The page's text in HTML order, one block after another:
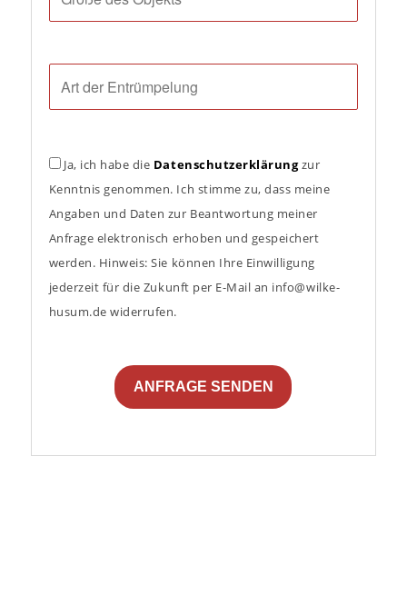
Ja, ich habe die Datenschutzerklärungzur
Kenntnis genommen. Ich stimme zu, dass meine
Angaben und Daten zur Beantwortung meiner
Anfrage elektronisch erhoben und gespeichert
werden. Hinweis: Sie können Ihre Einwilligung
jederzeit für die Zukunft per E-Mail an info@wilke-
husum.de widerrufen.